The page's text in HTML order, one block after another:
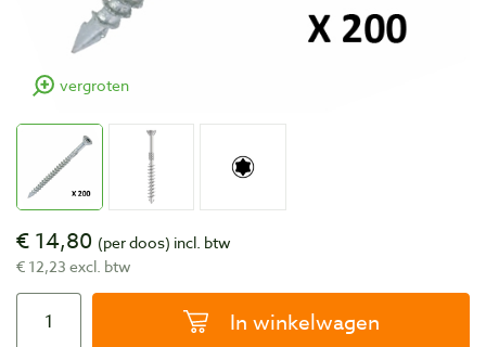
vergroten
€ 14,80 (per doos) incl. btw
€ 12,23 excl. btw
In winkelwagen